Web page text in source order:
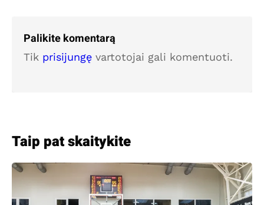
Palikite komentarą
Tik prisijungę vartotojai gali komentuoti.
Taip pat skaitykite